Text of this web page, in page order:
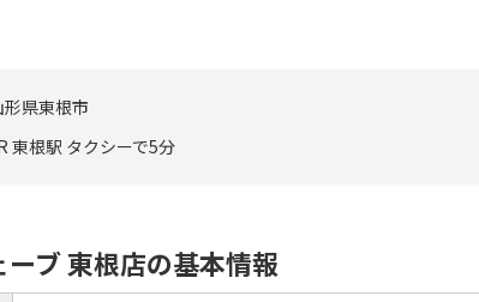
形県東根市
東根駅 タクシーで5分
ブ 東根店の基本情報